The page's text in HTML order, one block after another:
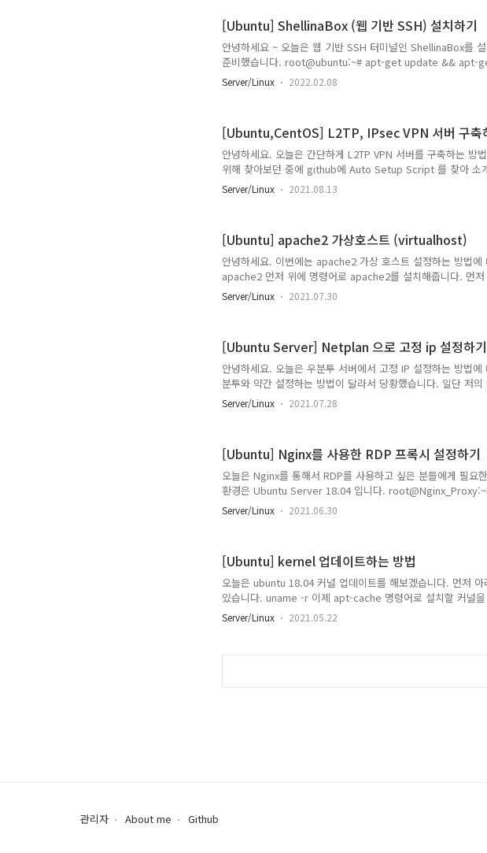
점을 알아봤습니다.
[Ubuntu] ShellinaBox (웹 기반 SSH) 설치하기
안녕하세요 ~ 오늘은 웹 기반 SSH 터미널인 ShellinaBox를
준비했습니다. root@ubuntu:~# apt-get update &&
search shellinabox root@ubuntu:~# wget
http://archive.ubuntu.com/ubuntu/pool/universe/s/
Server/Linux 2022.02.08
[Ubuntu,CentOS] L2TP, IPsec VPN 서버 구축
안녕하세요. 오늘은 간단하게 L2TP VPN 서버를 구축하는 방
위해 찾아보던 중에 github에 Auto Setup Script 를 찾아 소
같습니다. https://github.com/hwdsl2/setup-ipsec-vpn
Scripts to build your own IPsec VPN server, with IPsec/
Server/Linux 2021.08.13
[Ubuntu] apache2 가상호스트 (virtualhost)
안녕하세요. 이번에는 apache2 가상 호스트 설정하는 방법
apache2 먼저 위에 명령어로 apache2를 설치해줍니다. 먼
를 위한 index.html을 만들어줍니다. (저의 경우는 기본 디렉토
/var/data/web1,2 디렉터리를 생성했습니다.)
Server/Linux 2021.07.30
[Ubuntu Server] Netplan 으로 고정 ip 설정하기
안녕하세요. 오늘은 우분투 서버에서 고정 IP 설정하는 방법
분투와 약간 설정하는 방법이 달라서 당황했습니다. 일단 저
LTS입니다. 네트워크를 설정하기 위해 편집해야 하는 파일은
/etc/netplan/00-installer-config.yaml 해당 파일은 편집기
과 같습니다. 고정IP 설정 시 꼭 dhcp4: ..
Server/Linux 2021.07.28
[Ubuntu] Nginx를 사용한 RDP 프록시 설정하기
오늘은 Nginx를 통해서 RDP를 사용하고 싶은 분들에게 필요
환경은 Ubuntu Server 18.04 입니다.
를 설치해줍니다. root@Nginx_Proxy:~#vi /etc/nginx/
을 추가해줍니다. 192.168.1.31 IP 쓴 곳에 원격 접속할 PC IP
Server/Linux 2021.06.30
[Ubuntu] kernel 업데이트하는 방법
오늘은 ubuntu 18.04 커널 업데이트를 해보겠습니다. 먼저
있습니다. uname -r 이제 apt-cache 명령어로 설치할 커널
image-5.4 이 중에 설치할 커널을 선택 후 아래 apt 명령어
image-5.4.0-73-generic y를 눌러 계속 진행합니다. 설치 완
Server/Linux 2021.05.22
관리자 About me Github